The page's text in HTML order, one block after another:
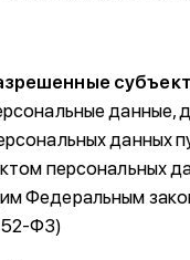
данные,
данных
персональных
Федеральным
ФЗ)